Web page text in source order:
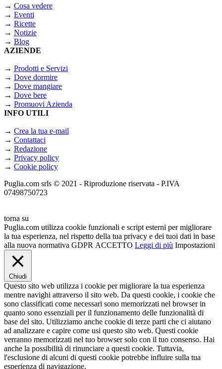
→ Cosa vedere
→ Eventi
→ Ricette
→ Notizie
→ Blog
AZIENDE
→ Prodotti e Servizi
→ Dove dormire
→ Dove mangiare
→ Dove bere
→ Promuovi Azienda
INFO UTILI
→ Crea la tua e-mail
→ Contattaci
→ Redazione
→ Privacy policy
→ Cookie policy
Puglia.com srls © 2021 - Riproduzione riservata - P.IVA
07498750723
torna su
Puglia.com utilizza cookie funzionali e script esterni per migliorare
la tua esperienza, nel rispetto della tua privacy e dei tuoi dati in base
alla nuova normativa GDPR ACCETTO Leggi di più Impostazioni
Chiudi
Questo sito web utilizza i cookie per migliorare la tua esperienza
mentre navighi attraverso il sito web. Da questi cookie, i cookie che
sono classificati come necessari sono memorizzati nel browser in
quanto sono essenziali per il funzionamento delle funzionalità di
base del sito. Utilizziamo anche cookie di terze parti che ci aiutano
ad analizzare e capire come usi questo sito web. Questi cookie
verranno memorizzati nel tuo browser solo con il tuo consenso. Hai
anche la possibilità di rinunciare a questi cookie. Tuttavia,
l'esclusione di alcuni di questi cookie potrebbe influire sulla tua
esperienza di navigazione.